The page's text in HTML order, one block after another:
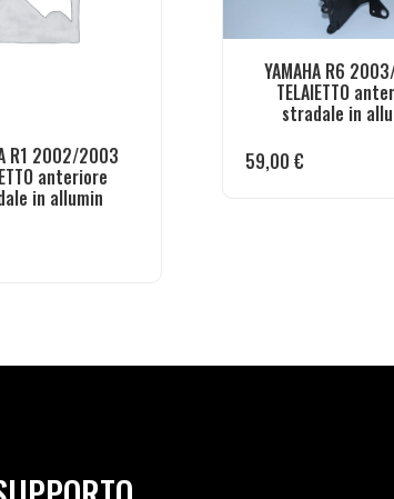
R1 2002/2003
anteriore
in allumin
YAMAHA R6
TELAIETTO
stradale in
59,00 €